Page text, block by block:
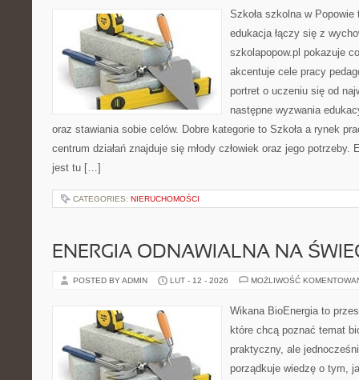
Szkoła szkolna w
edukacja łączy się z
szkolapopow.pl pokazuje
akcentuje cele pracy
portret o uczeniu się od
następne wyzwania
oraz stawiania sobie celów. Dobre kategorie to Szkoła a rynek
centrum działań znajduje się młody człowiek oraz jego potrzeby.
jest tu […]
CATEGORIES: NIERUCHOMOŚCI
ENERGIA ODNAWIALNA NA
POSTED BY ADMIN LUT - 12 - 2026 MOŻLIWOŚĆ
Wikana BioEnergia to
które chcą poznać temat
praktyczny, ale
porządkuje wiedzę o tym,